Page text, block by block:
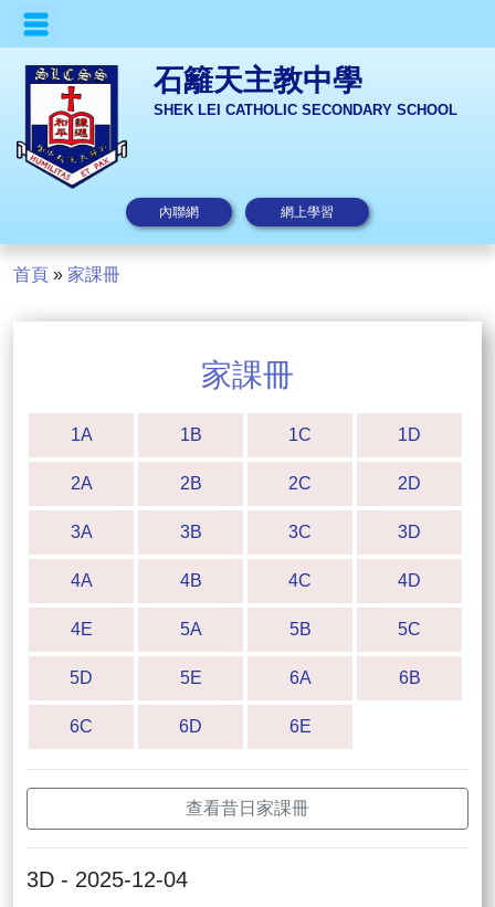
石籬天主教中學
SHEK LEI CATHOLIC SECONDARY SCHOOL
內聯網 網上學習
首頁 » 家課冊
家課冊
1A 1B 1C 1D
2A 2B 2C 2D
3A 3B 3C 3D
4A 4B 4C 4D
4E 5A 5B 5C
5D 5E 6A 6B
6C 6D 6E
查看昔日家課冊
3D - 2025-12-04